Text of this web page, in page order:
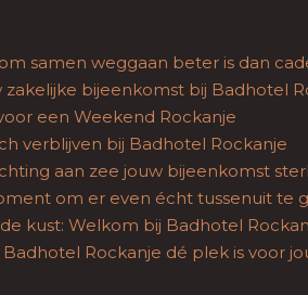
samen weggaan beter is dan
bijeenkomst bij Badhotel
een Weekend Rockanje
verblijven bij Badhotel Rockanje
aan zee jouw bijeenkomst
om er even écht tussenuit te
kust: Welkom bij Badhotel
Rockanje dé plek is voor